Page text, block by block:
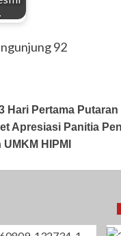
92
Hari Pertama
Apresiasi Panitia
HIPMI